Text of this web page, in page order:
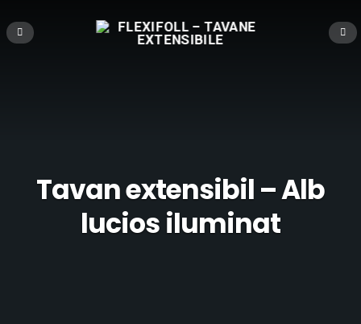
Tavan extensibil – Alb
lucios iluminat